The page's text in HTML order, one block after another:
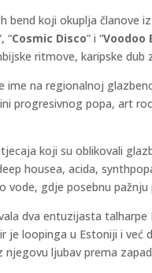
bend koji okuplja članove
“Cosmic Disco” i “Voodoo
ritmove, karipske dub
ime na regionalnoj
progresivnog popa, art
koji su oblikovali
housea, acida,
vode, gdje posebnu
dva entuzijasta
je loopinga u Estoniji i
njegovu ljubav prema